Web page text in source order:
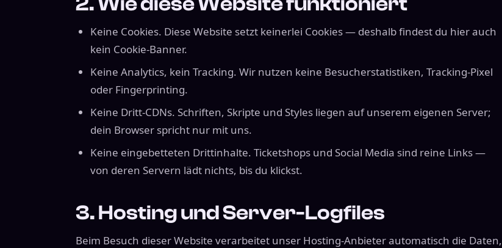
Keine Cookies. Diese Website setzt keinerlei Cookies — deshalb findest du hier auch
kein Cookie-Banner.
Keine Analytics, kein Tracking. Wir nutzen keine Besucherstatistiken, Tracking-Pixel
oder Fingerprinting.
Keine Dritt-CDNs. Schriften, Skripte und Styles liegen auf unserem eigenen Server;
dein Browser spricht nur mit uns.
Keine eingebetteten Drittinhalte. Ticketshops und Social Media sind reine Links —
von deren Servern lädt nichts, bis du klickst.
3. Hosting und Server-Logfiles
Beim Besuch dieser Website verarbeitet unser Hosting-Anbieter automatisch die Daten,